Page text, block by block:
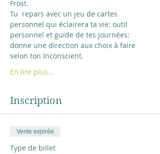
Frost.
Tu  repars avec un jeu de cartes
personnel qui éclairera ta vie: outil
personnel et guide de tes journées:
donne une direction aux choix à faire
selon ton Inconscient.
En lire plus...
Inscription
Vente expirée
Type de billet